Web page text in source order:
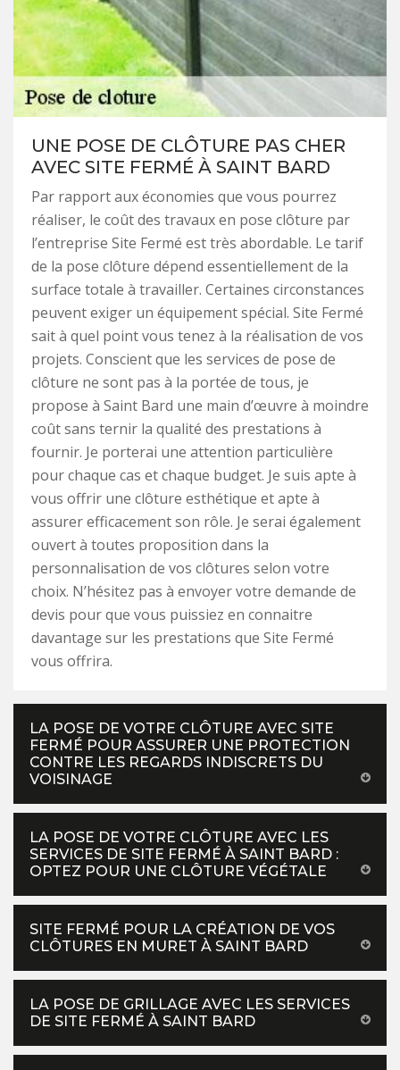
UNE POSE DE CLÔTURE PAS CHER
AVEC SITE FERMÉ À SAINT BARD
Par rapport aux économies que vous pourrez
réaliser, le coût des travaux en pose clôture par
l’entreprise Site Fermé est très abordable. Le tarif
de la pose clôture dépend essentiellement de la
surface totale à travailler. Certaines circonstances
peuvent exiger un équipement spécial. Site Fermé
sait à quel point vous tenez à la réalisation de vos
projets. Conscient que les services de pose de
clôture ne sont pas à la portée de tous, je
propose à Saint Bard une main d’œuvre à moindre
coût sans ternir la qualité des prestations à
fournir. Je porterai une attention particulière
pour chaque cas et chaque budget. Je suis apte à
vous offrir une clôture esthétique et apte à
assurer efficacement son rôle. Je serai également
ouvert à toutes proposition dans la
personnalisation de vos clôtures selon votre
choix. N’hésitez pas à envoyer votre demande de
devis pour que vous puissiez en connaitre
davantage sur les prestations que Site Fermé
vous offrira.
LA POSE DE VOTRE CLÔTURE AVEC SITE
FERMÉ POUR ASSURER UNE PROTECTION
CONTRE LES REGARDS INDISCRETS DU
VOISINAGE
LA POSE DE VOTRE CLÔTURE AVEC LES
SERVICES DE SITE FERMÉ À SAINT BARD :
OPTEZ POUR UNE CLÔTURE VÉGÉTALE
SITE FERMÉ POUR LA CRÉATION DE VOS
CLÔTURES EN MURET À SAINT BARD
LA POSE DE GRILLAGE AVEC LES SERVICES
DE SITE FERMÉ À SAINT BARD